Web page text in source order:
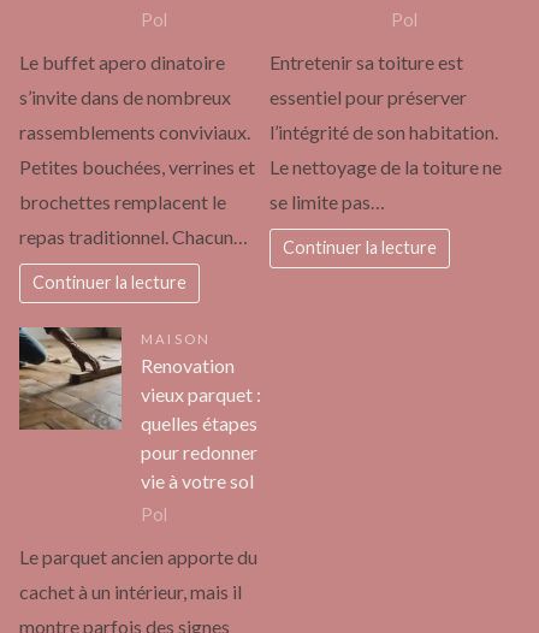
Pol
Le buffet apero dinatoire
s’invite dans de nombreux
rassemblements conviviaux.
Petites bouchées, verrines et
brochettes remplacent le
repas traditionnel. Chacun…
Continuer la lecture
Pol
Entretenir sa toiture est
essentiel pour préserver
l’intégrité de son habitation.
Le nettoyage de la toiture ne
se limite pas…
Continuer la lecture
MAISON
Renovation
vieux parquet :
quelles étapes
pour redonner
vie à votre sol
Pol
Le parquet ancien apporte du
cachet à un intérieur, mais il
montre parfois des signes